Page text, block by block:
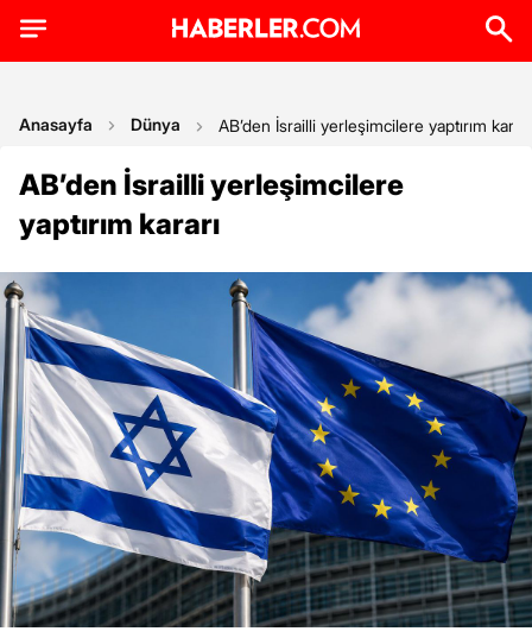
Anasayfa Dünya AB’den İsrailli yerleşimcilere yaptırım kararı
AB’den İsrailli yerleşimcilere
yaptırım kararı